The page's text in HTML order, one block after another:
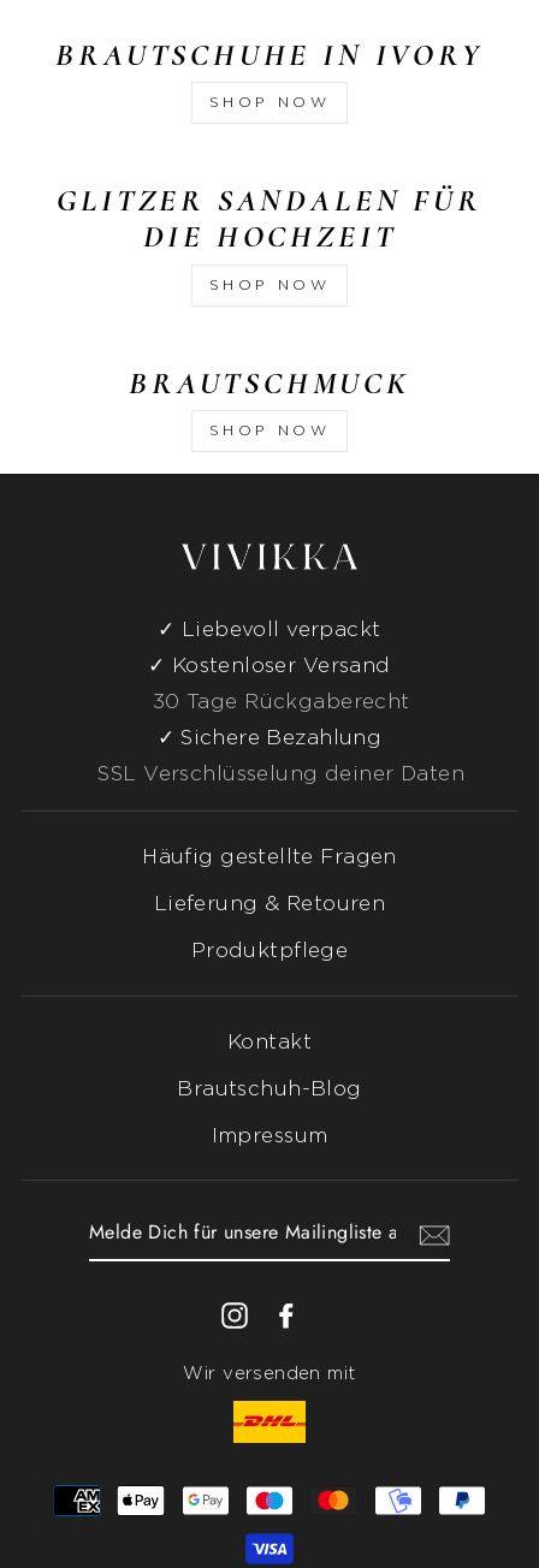
BRAUTSCHUHE IN IVORY
SHOP NOW
GLITZER SANDALEN FÜR
DIE HOCHZEIT
SHOP NOW
BRAUTSCHMUCK
SHOP NOW
Liebevoll verpackt
Kostenloser Versand
30 Tage Rückgaberecht
Sichere Bezahlung
SSL Verschlüsselung deiner Daten
Häufig gestellte Fragen
Lieferung & Retouren
Produktpflege
Kontakt
Brautschuh-Blog
Impressum
Instagram
Wir versenden mit